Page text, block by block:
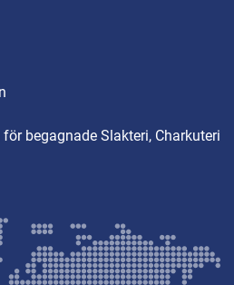
begagnade Slakteri, Charkuteri